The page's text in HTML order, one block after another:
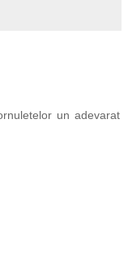
un adevarat